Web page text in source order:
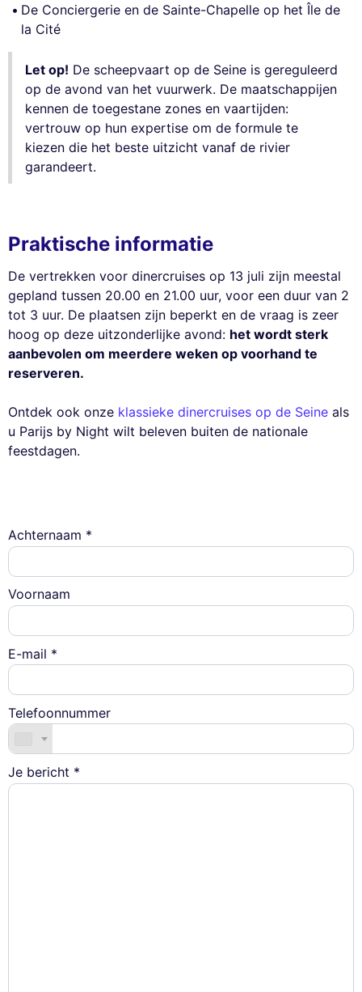
De Conciergerie en de Sainte-Chapelle op het Île de
la Cité
Let op! De scheepvaart op de Seine is gereguleerd
op de avond van het vuurwerk. De maatschappijen
kennen de toegestane zones en vaartijden:
vertrouw op hun expertise om de formule te
kiezen die het beste uitzicht vanaf de rivier
garandeert.
Praktische informatie
De vertrekken voor dinercruises op 13 juli zijn meestal
gepland tussen 20.00 en 21.00 uur, voor een duur van 2
tot 3 uur. De plaatsen zijn beperkt en de vraag is zeer
hoog op deze uitzonderlijke avond: het wordt sterk
aanbevolen om meerdere weken op voorhand te
reserveren.
Ontdek ook onze klassieke dinercruises op de Seine als
u Parijs by Night wilt beleven buiten de nationale
feestdagen.
Achternaam *
Voornaam
E-mail *
Telefoonnummer
Je bericht *